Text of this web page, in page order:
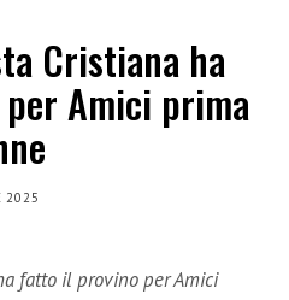
Cristiana ha
Amici prima
2025
fatto il provino per Amici